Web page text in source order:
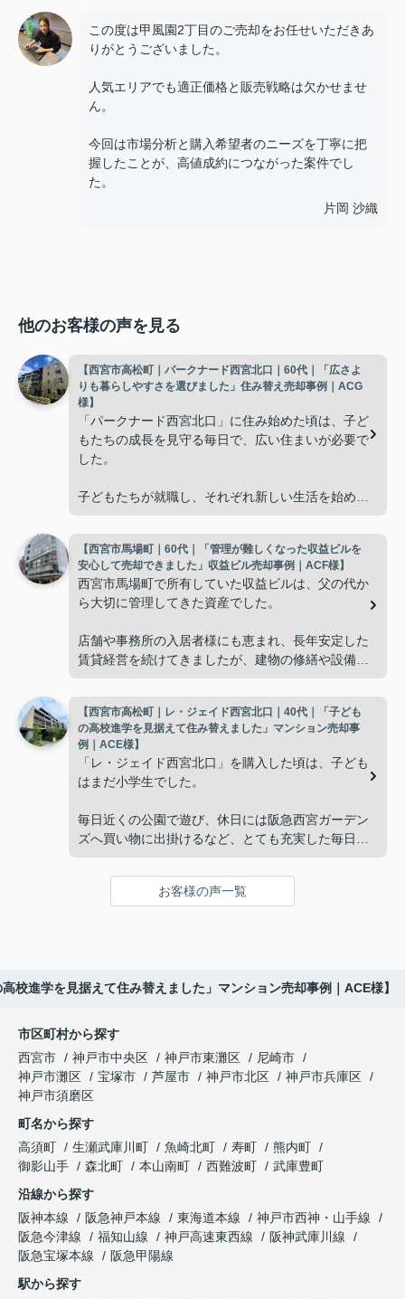
この度は甲風園2丁目のご売却をお任せいただきあ
りがとうございました。
人気エリアでも適正価格と販売戦略は欠かせませ
ん。
今回は市場分析と購入希望者のニーズを丁寧に把
握したことが、高値成約につながった案件でし
た。
片岡 沙織
他のお客様の声を見る
【西宮市高松町｜パークナード西宮北口｜60代｜「広さよ
りも暮らしやすさを選びました」住み替え売却事例｜ACG
様】
「パークナード西宮北口」に住み始めた頃は、子ど
もたちの成長を見守る毎日で、広い住まいが必要で
した。
子どもたちが就職し、それぞれ新しい生活を始める
使わない部屋が増え、
「今の私たちには少し広すぎるね。」
掃除や管理の負担も考え、夫婦二人にちょうど良い
インフィニティエステートさんへ相談すると、「パ
ークナード西宮北口」の査定だけでなく、住み替え
先とのスケジュールや資金計画まで丁寧にサポート
してくださいました。
販売活動では、西宮北口駅へのアクセス、阪急西宮
ガーデンズ、医療機関や買い物施設など、将来も安
した。
趣味を楽しむ時間が増えました。
これからの暮らしを前向きに考えられるようにな
り、住み替えを決断して本当に良かったと思ってい
ます。
【西宮市馬場町｜60代｜「管理が難しくなった収益ビルを
安心して売却できました」収益ビル売却事例｜ACF様】
西宮市馬場町で所有していた収益ビルは、父の代か
ら大切に管理してきた資産でした。
店舗や事務所の入居者様にも恵まれ、長年安定した
賃貸経営を続けてきましたが、建物の修繕や設備更
子どもたちはそれぞれ別の仕事に就いており、
「将来、このビルの管理を任せるのは難しいかもし
れない。」
と家族で話し合うようになりました。
インフィニティエステートさんへ相談すると、収益
投資家向けの販売方法をご提案いただきました。
「立地も良く、長期保有したい物件です。」
と話され、このビルを大切に運営してくださること
になりました。
長年守ってきた資産を安心して引き継ぐことがで
き、家族全員が納得できる売却となりました。
【西宮市高松町｜レ・ジェイド西宮北口｜40代｜「子ども
の高校進学を見据えて住み替えました」マンション売却事
例｜ACE様】
「レ・ジェイド西宮北口」を購入した頃は、子ども
はまだ小学生でした。
毎日近くの公園で遊び、休日には阪急西宮ガーデン
ズへ買い物に出掛けるなど、とても充実した毎日を
年月が経ち、子どもが高校進学を意識する年齢にな
「レ・ジェイド西宮北口」の査定だけでなく、新居
購入とのタイミングや資金計画についても丁寧に説
明してくださいました。
販売活動では、西宮北口駅へのアクセス、阪急西宮
ガーデンズ、教育施設、商業施設など、このエリア
した。
購入されたご家族は、
お客様の声一覧
校進学を見据えて住み替えました」マンション売却事例｜ACE様】
市区町村から探す
西宮市
神戸市中央区 神戸市東灘区
尼崎市
神戸市灘区
宝塚市 芦屋市 神戸市北区
神戸市兵庫区
神戸市須磨区
町名から探す
高須町
生瀬武庫川町 魚崎北町 寿町
熊内町
御影山手
森北町 本山南町 西難波町
武庫豊町
沿線から探す
阪神本線
阪急神戸本線 東海道本線
神戸市西神・山手線
阪急今津線
福知山線 神戸高速東西線
阪神武庫川線
阪急宝塚本線
阪急甲陽線
駅から探す